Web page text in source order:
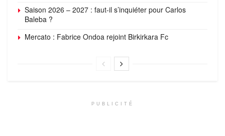
Saison 2026 – 2027 : faut-il s’inquiéter pour Carlos
Baleba ?
Mercato : Fabrice Ondoa rejoint Birkirkara Fc
PUBLICITÉ